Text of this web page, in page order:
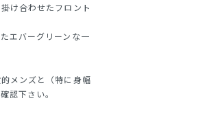
け合わせたフロント
エバーグリーンな一
メンズと（特に身幅
認下さい。